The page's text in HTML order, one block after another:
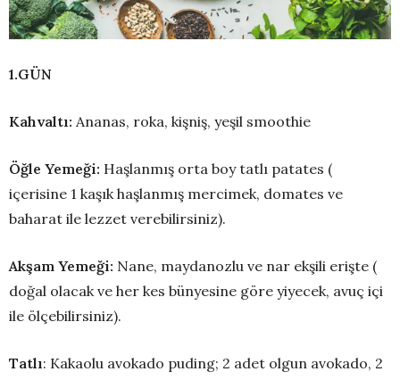
1.GÜN
Kahvaltı: Ananas, roka, kişniş, yeşil smoothie
Öğle Yemeği: Haşlanmış orta boy tatlı patates (
içerisine 1 kaşık haşlanmış mercimek, domates ve
baharat ile lezzet verebilirsiniz).
Akşam Yemeği: Nane, maydanozlu ve nar ekşili erişte (
doğal olacak ve her kes bünyesine göre yiyecek, avuç içi
ile ölçebilirsiniz).
Tatlı: Kakaolu avokado puding; 2 adet olgun avokado, 2